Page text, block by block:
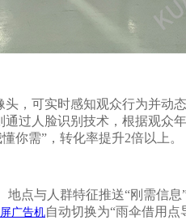
头，可实时感知观众行为并动
过人脸识别技术，根据观
你需”，转化率提升2倍以上。
地点与人群特征推送“刚需信息
广告机自动切换为“雨伞借用点